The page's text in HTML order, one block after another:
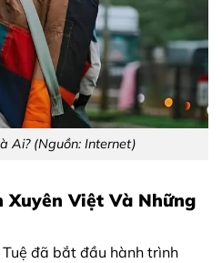
Ai? (Nguồn: Internet)
Xuyên Việt Và Những
đã bắt đầu hành trình